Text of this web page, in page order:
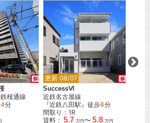
桜通線
4分
更新 08/07
SuccessⅥ
近鉄名古屋線
『近鉄八田駅』徒歩6分
間取り：1R
賃料： 5.7 万円〜 5.8 万円